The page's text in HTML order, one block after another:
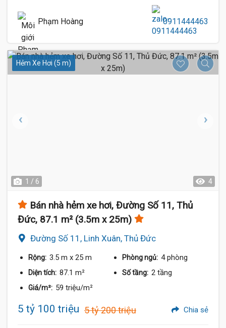
Phạm Hoàng 0911444463
Hẻm Xe Hơi (5 m)
1 / 6 4
Bán nhà hẻm xe hơi, Đường Số 11, Thủ
Đức, 87.1 m² (3.5m x 25m)
Đường Số 11, Linh Xuân, Thủ Đức
Rộng: 3.5 m x 25 m Phòng ngủ: 4 phòng
Diện tích: 87.1 m² Số tầng: 2 tầng
Giá/m²: 59 triệu/m²
5 tỷ 100 triệu 5 tỷ 200 triệu Chia sẻ